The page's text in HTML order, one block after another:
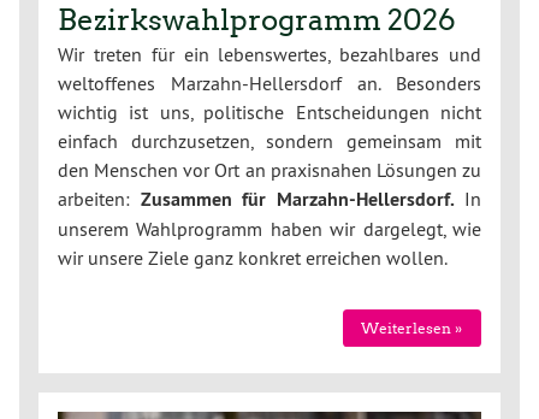
Bezirkswahlprogramm 2026
Wir treten für ein lebenswertes, bezahlbares und
weltoffenes Marzahn-Hellersdorf an. Besonders
wichtig ist uns, politische Entscheidungen nicht
einfach durchzusetzen, sondern gemeinsam mit
den Menschen vor Ort an praxisnahen Lösungen zu
arbeiten: Zusammen für Marzahn-Hellersdorf.In
unserem Wahlprogramm haben wir dargelegt, wie
wir unsere Ziele ganz konkret erreichen wollen.
Weiterlesen »